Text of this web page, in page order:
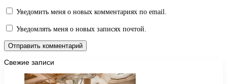
Уведомить меня о новых комментариях по email.
Уведомлять меня о новых записях почтой.
Свежие записи